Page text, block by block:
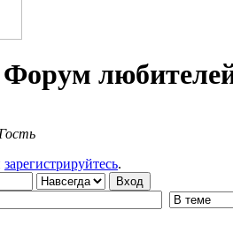
Гость
зарегистрируйтесь.